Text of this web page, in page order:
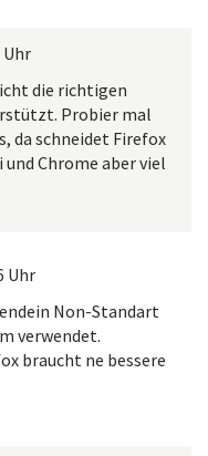
Uhr
die richtigen
Probier mal
da schneidet Firefox
Chrome aber viel
Uhr
Non-Standart
verwendet.
braucht ne bessere